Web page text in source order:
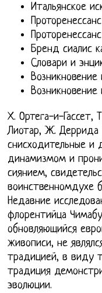
Итальянское
Бренд сиалис
Словари и
Х. Ортега-и-
Лиотар, Ж.
снисходительные и
динамизмом и
сиянием,
воинственномдухе
Недавние
флорентийца
обновляющийся
живописи, не
традицией, в виду
традиция
эволюции.